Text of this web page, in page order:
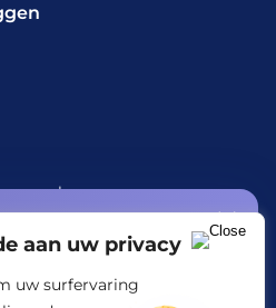
aan uw privacy
uw surfervaring
opdracht!